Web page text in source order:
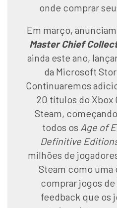
onde comprar
Em março,
Master Chief
ainda este ano,
da Microsoft
Continuaremos
20 títulos do Xbox
Steam,
todos os Age of
Definitive
milhões de
Steam como uma
comprar jogos de
feedback que os